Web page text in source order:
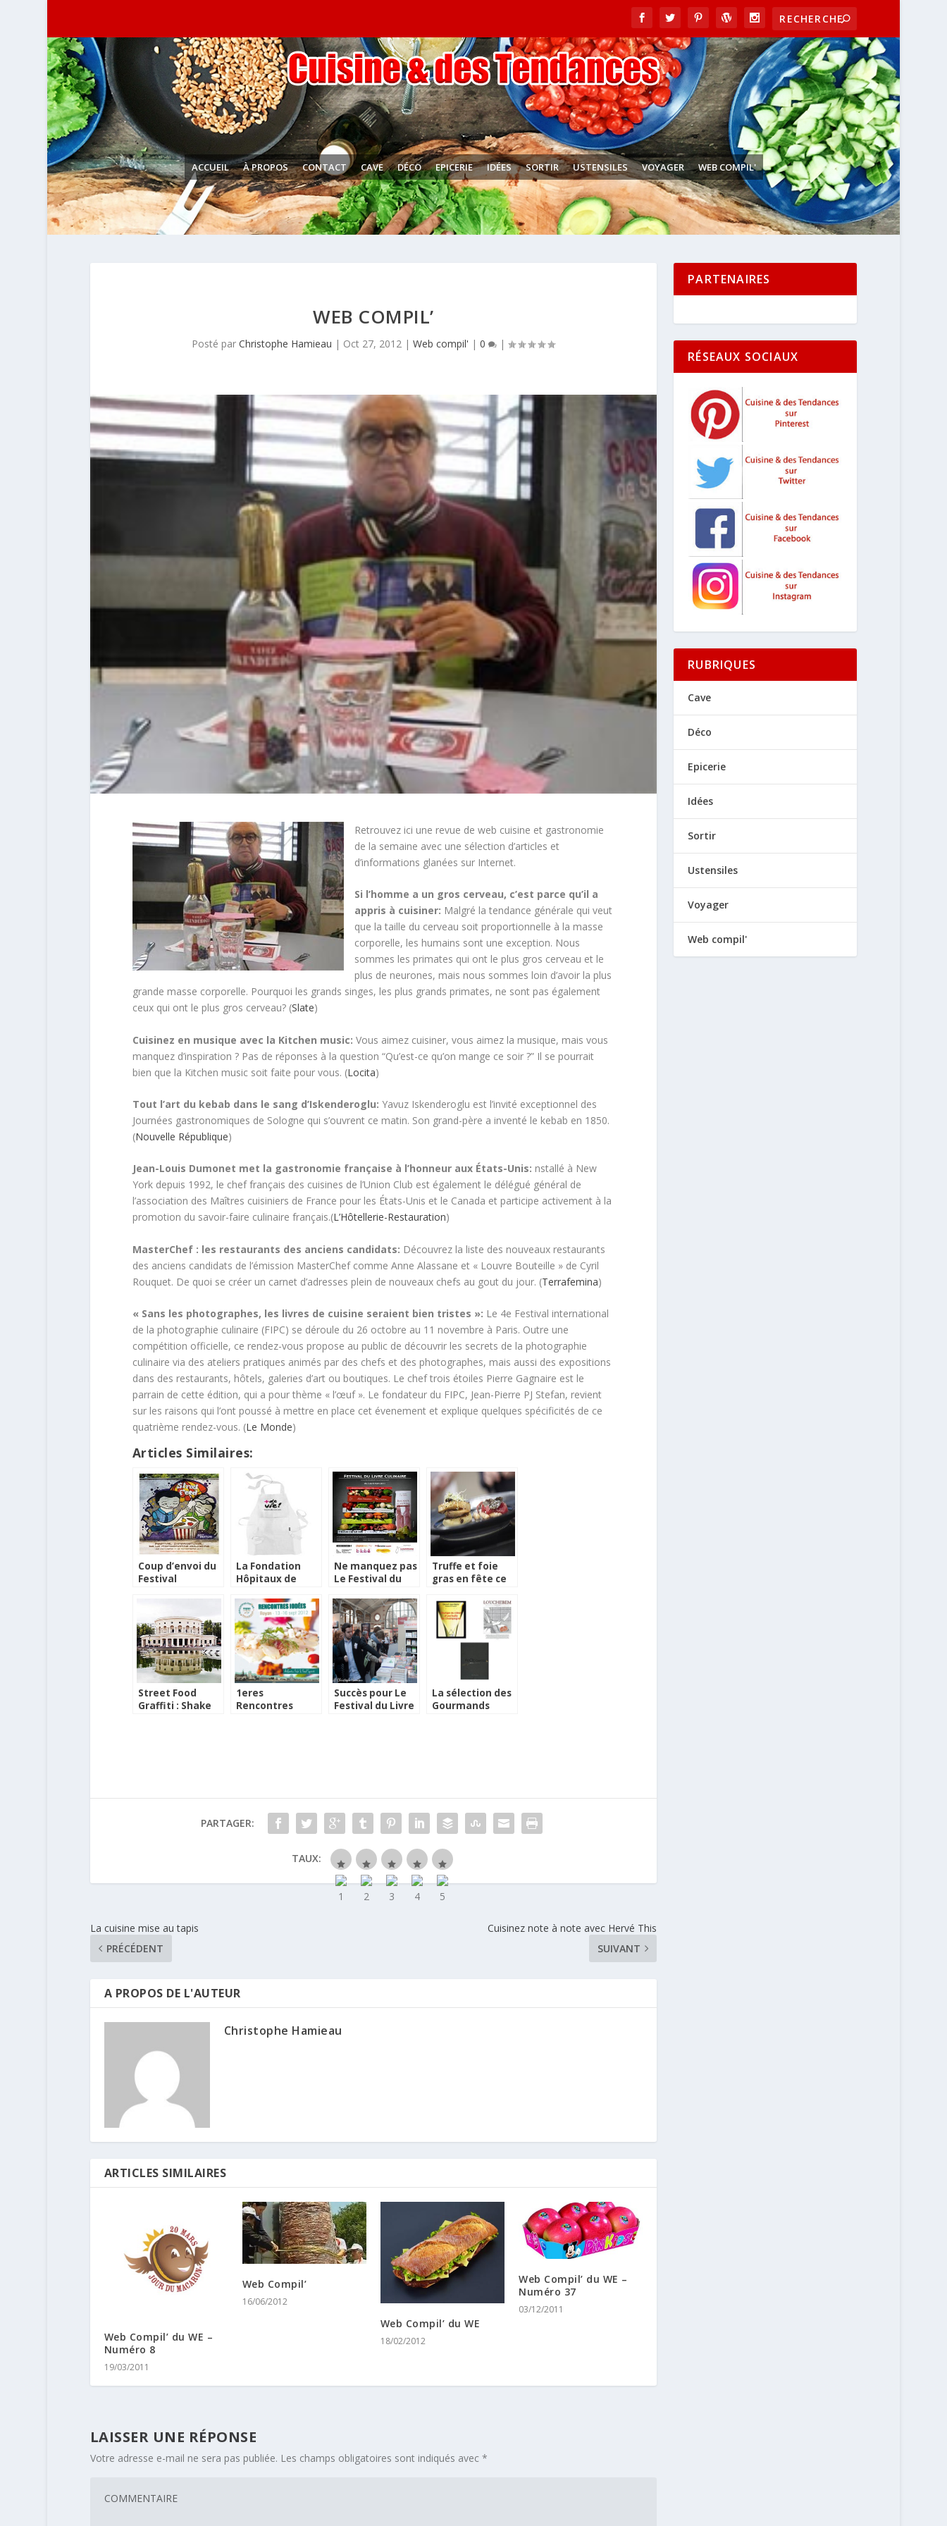
ACCUEIL À PROPOS CONTACT CAVE DÉCO EPICERIE IDÉES SORTIR USTENSILES VOYAGER WEB COMPIL'
WEB COMPIL’
Posté parChristophe Hamieau | Oct 27, 2012 |Web compil' |0 |
Retrouvez ici une revue de web cuisine et gastronomie
de la semaine avec une sélection d’articles et
d’informations glanées sur Internet.
Si l’homme a un gros cerveau, c’est parce qu’il a
appris à cuisiner: Malgré la tendance générale qui veut
que la taille du cerveau soit proportionnelle à la masse
corporelle, les humains sont une exception. Nous
sommes les primates qui ont le plus gros cerveau et le
plus de neurones, mais nous sommes loin d’avoir la plus
grande masse corporelle. Pourquoi les grands singes, les plus grands primates, ne sont pas également
ceux qui ont le plus gros cerveau? (Slate)
Cuisinez en musique avec la Kitchen music: Vous aimez cuisiner, vous aimez la musique, mais vous
manquez d’inspiration ? Pas de réponses à la question “Qu’est-ce qu’on mange ce soir ?” Il se pourrait
bien que la Kitchen music soit faite pour vous. (Locita)
Tout l’art du kebab dans le sang d’Iskenderoglu: Yavuz Iskenderoglu est l’invité exceptionnel des
Journées gastronomiques de Sologne qui s’ouvrent ce matin. Son grand-père a inventé le kebab en 1850.
(Nouvelle République)
Jean-Louis Dumonet met la gastronomie française à l’honneur aux États-Unis: nstallé à New
York depuis 1992, le chef français des cuisines de l’Union Club est également le délégué général de
l’association des Maîtres cuisiniers de France pour les États-Unis et le Canada et participe activement à la
promotion du savoir-faire culinaire français.(L’Hôtellerie-Restauration)
MasterChef : les restaurants des anciens candidats: Découvrez la liste des nouveaux restaurants
des anciens candidats de l’émission MasterChef comme Anne Alassane et « Louvre Bouteille » de Cyril
Rouquet. De quoi se créer un carnet d’adresses plein de nouveaux chefs au gout du jour. (Terrafemina)
« Sans les photographes, les livres de cuisine seraient bien tristes »: Le 4e Festival international
de la photographie culinaire (FIPC) se déroule du 26 octobre au 11 novembre à Paris. Outre une
compétition officielle, ce rendez-vous propose au public de découvrir les secrets de la photographie
culinaire via des ateliers pratiques animés par des chefs et des photographes, mais aussi des expositions
dans des restaurants, hôtels, galeries d’art ou boutiques. Le chef trois étoiles Pierre Gagnaire est le
parrain de cette édition, qui a pour thème « l’œuf ». Le fondateur du FIPC, Jean-Pierre PJ Stefan, revient
sur les raisons qui l’ont poussé à mettre en place cet évenement et explique quelques spécificités de ce
quatrième rendez-vous. (Le Monde)
Articles Similaires:
Coup d’envoi du
Festival
Culinaire 2011
La Fondation
Hôpitaux de
thème de la
cuisine
Ne manquez pas
Le Festival du
Truffe et foie
gras en fête ce
Sarlat
Street Food
Graffiti : Shake
1eres
Rencontres
Succès pour Le
Festival du Livre
La sélection des
Gourmands
PARTAGER:
TAUX:
La cuisine mise au tapis
PRÉCÉDENT
Cuisinez note à note avec Hervé This
SUIVANT
A PROPOS DE L'AUTEUR
Christophe Hamieau
ARTICLES SIMILAIRES
Web Compil’ du WE –
Numéro 8
19/03/2011
Web Compil’
16/06/2012
Web Compil’ du WE
18/02/2012
Web Compil’ du WE –
Numéro 37
03/12/2011
LAISSER UNE RÉPONSE
Votre adresse e-mail ne sera pas publiée. Les champs obligatoires sont indiqués avec *
PARTENAIRES
RÉSEAUX SOCIAUX
RUBRIQUES
Cave
Déco
Epicerie
Idées
Sortir
Ustensiles
Voyager
Web compil'